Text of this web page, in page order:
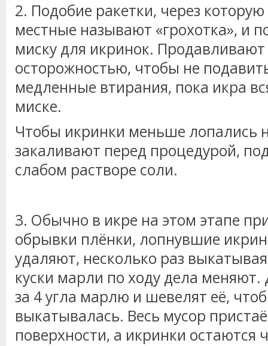
2. Подобие ракетки, через
местные называют «грохотка», и
миску для икринок. Продавливают
осторожностью, чтобы не
медленные втирания, пока икра
миске.
Чтобы икринки меньше лопались
закаливают перед процедурой,
слабом растворе соли.
3. Обычно в икре на этом этапе
обрывки плёнки, лопнувшие
удаляют, несколько раз
куски марли по ходу дела меняют.
за 4 угла марлю и шевелят её,
выкатывалась. Весь мусор
поверхности, а икринки остаются